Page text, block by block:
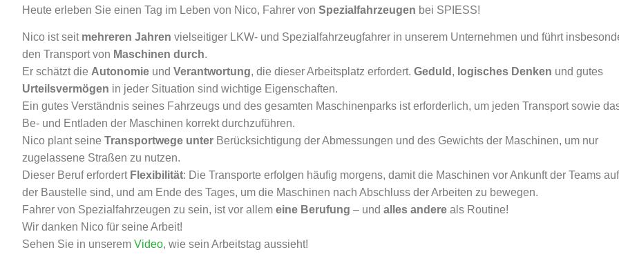
Heute erleben Sie einen Tag im Leben von Nico, Fahrer von Spezialfahrzeugen bei SPIESS!
Nico ist seit mehreren Jahren vielseitiger LKW- und Spezialfahrzeugfahrer in unserem Unternehmen und führt
den Transport von Maschinen durch.
Er schätzt die Autonomie und Verantwortung, die dieser Arbeitsplatz erfordert. Geduld , logisches Denken und gutes
Urteilsvermögen in jeder Situation sind wichtige Eigenschaften.
Ein gutes Verständnis seines Fahrzeugs und des gesamten Maschinenparks ist erforderlich, um jeden Transport sowie
Be- und Entladen der Maschinen korrekt durchzuführen.
Nico plant seine Transportwege unter Berücksichtigung der Abmessungen und des Gewichts der Maschinen, um nur
zugelassene Straßen zu nutzen.
Dieser Beruf erfordertFlexibilität: Die Transporte erfolgen häufig morgens, damit die Maschinen vor Ankunft der Teams auf
der Baustelle sind, und am Ende des Tages, um die Maschinen nach Abschluss der Arbeiten zu bewegen.
Fahrer von Spezialfahrzeugen zu sein, ist vor allem eine Berufung – und alles andere als Routine!
Wir danken Nico für seine Arbeit!
Sehen Sie in unserem Video, wie sein Arbeitstag aussieht!